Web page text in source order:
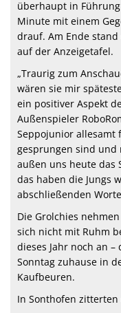
überhaupt in Führung
Minute mit einem
drauf. Am Ende
auf der Anzeigetafel.
„Traurig zum
wären sie mir
ein positiver Aspekt
Außenspieler
Seppojunior allesamt
gesprungen sind
außen uns heute das
das haben die Jungs
abschließenden
Die Grolchies
sich nicht mit Ruhm
dieses Jahr noch an
Sonntag zuhause in
Kaufbeuren.
In Sonthofen zitterten